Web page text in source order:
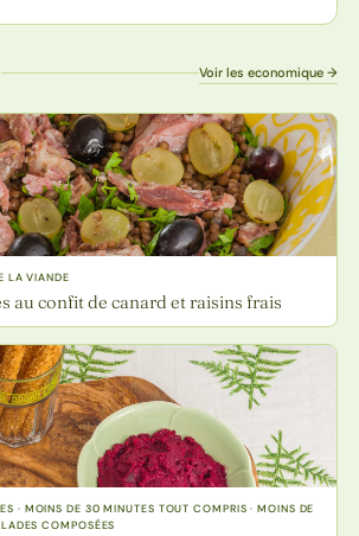
Voir les economique →
LA VIANDE
au confit de canard et raisins frais
· MOINS DE 30 MINUTES TOUT COMPRIS · MOINS DE
COMPOSÉES